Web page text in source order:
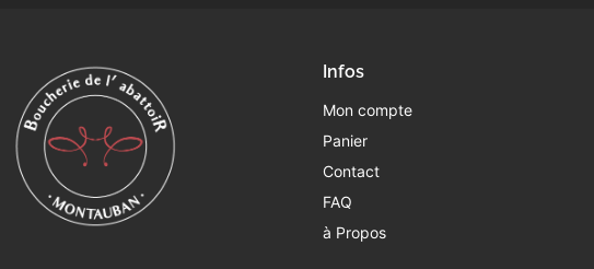
Infos
Mon compte
Panier
Contact
FAQ
à Propos